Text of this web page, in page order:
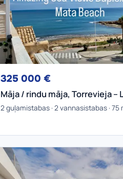
325 000 €
Māja / rindu māja, Torrevieja –
2 guļamistabas · 2 vannasistabas · 75